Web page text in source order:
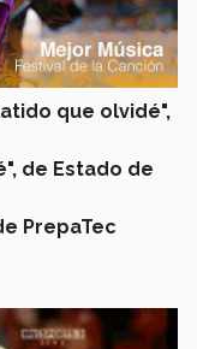
que olvidé",
de Estado de
PrepaTec